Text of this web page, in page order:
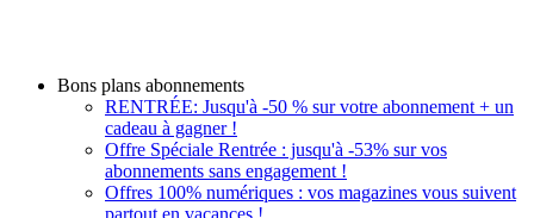
Bons plans abonnements
RENTRÉE: Jusqu'à -50 % sur votre abonnement + un
cadeau à gagner !
Offre Spéciale Rentrée : jusqu'à -53% sur vos
abonnements sans engagement !
Offres 100% numériques : vos magazines vous suivent
partout en vacances !